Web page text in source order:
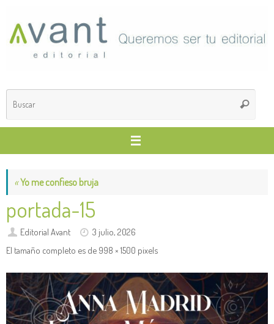
contenido
Buscar
«Yo me confieso bruja
portada-15
Editorial Avant
3 julio, 2026
El tamaño completo es de 998 × 1500 pixels